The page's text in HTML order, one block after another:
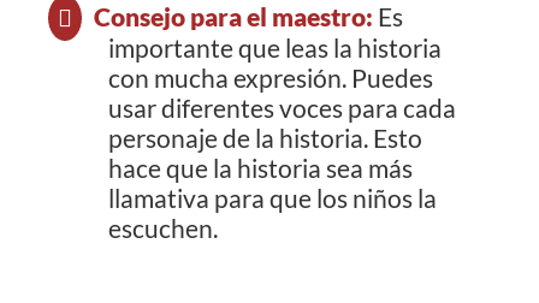
Consejo para el maestro: Es
importante que leas la historia
con mucha expresión. Puedes
usar diferentes voces para cada
personaje de la historia. Esto
hace que la historia sea más
llamativa para que los niños la
escuchen.